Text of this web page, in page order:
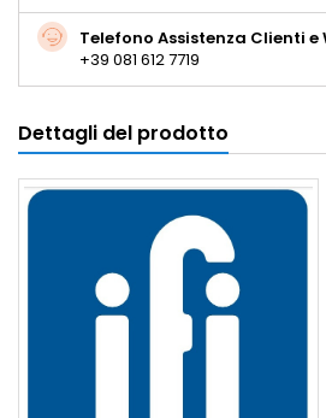
Telefono Assistenza Clienti e
+39 081 612 7719
Dettagli del prodotto